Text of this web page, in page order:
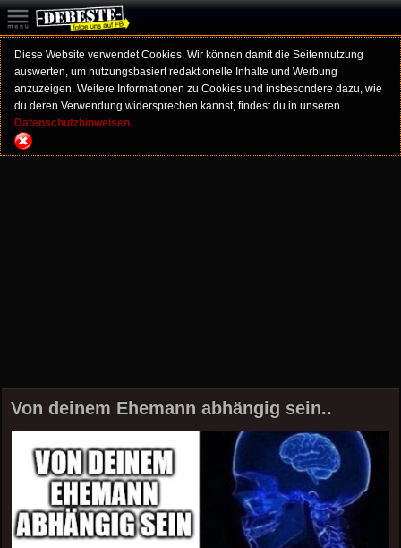
Diese Website verwendet Cookies. Wir können damit die Seitennutzung
auswerten, um nutzungsbasiert redaktionelle Inhalte und Werbung
anzuzeigen. Weitere Informationen zu Cookies und insbesondere dazu, wie
du deren Verwendung widersprechen kannst, findest du in unseren
Datenschutzhinweisen.
Von deinem Ehemann abhängig sein..